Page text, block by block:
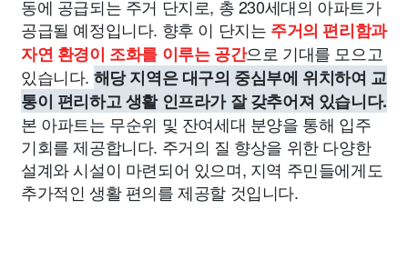
동에 공급되는 주거 단지로, 총 230세대의 아파트가
공급될 예정입니다. 향후 이 단지는 주거의 편리함과
자연 환경이 조화를 이루는 공간으로 기대를 모으고
있습니다. 해당 지역은 대구의 중심부에 위치하여 교
통이 편리하고 생활 인프라가 잘 갖추어져 있습니다.
본 아파트는 무순위 및 잔여세대 분양을 통해 입주
기회를 제공합니다. 주거의 질 향상을 위한 다양한
설계와 시설이 마련되어 있으며, 지역 주민들에게도
추가적인 생활 편의를 제공할 것입니다.